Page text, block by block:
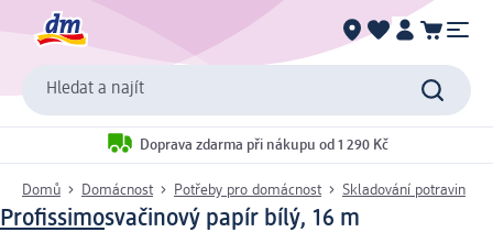
Hledat a najít
Doprava zdarma při nákupu od 1 290 Kč
Domů Domácnost Potřeby pro domácnost Skladování potravin
Profissimosvačinový papír bílý, 16 m